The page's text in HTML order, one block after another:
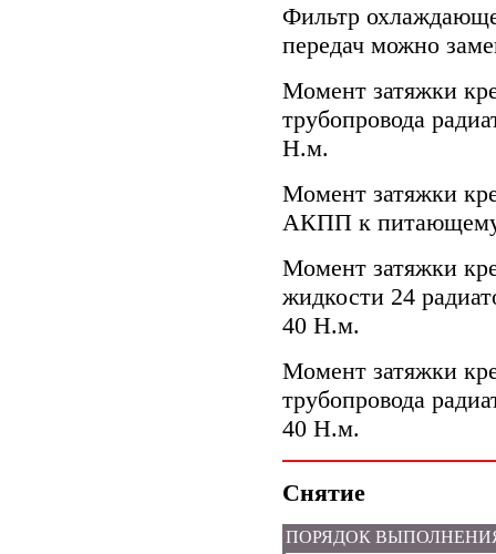
Фильтр
передач можно
Момент затяжки
трубопровода
Н.м.
Момент затяжки
АКПП к
Момент затяжки
жидкости 24
40 Н.м.
Момент затяжки
трубопровода
40 Н.м.
Снятие
ПОРЯДОК